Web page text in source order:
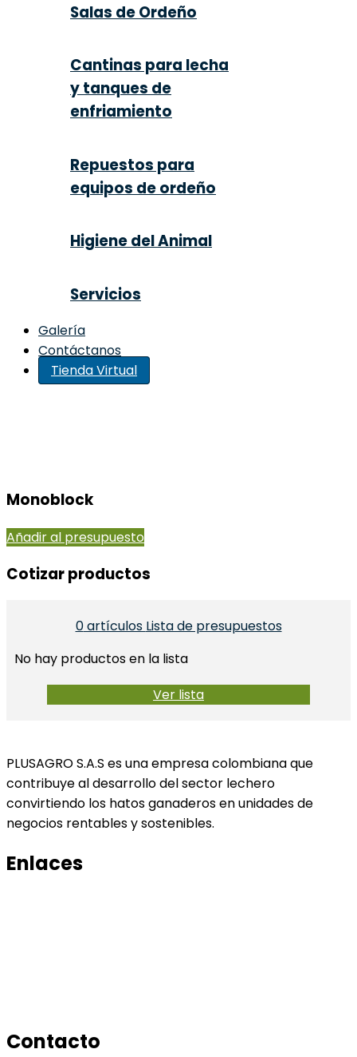
Salas de Ordeño
Cantinas para lecha
y tanques de
enfriamiento
Repuestos para
equipos de ordeño
Higiene del Animal
Servicios
Galería
Contáctanos
Tienda Virtual
Monoblock
Añadir al presupuesto
Cotizar productos​
0artículos Lista de presupuestos
No hay productos en la lista
Ver lista
PLUSAGRO S.A.S es una empresa colombiana que
contribuye al desarrollo del sector lechero
convirtiendo los hatos ganaderos en unidades de
negocios rentables y sostenibles.
Enlaces
Contacto